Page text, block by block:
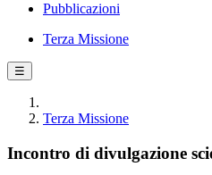
Pubblicazioni
Terza Missione
☰
Terza Missione
Incontro di divulgazione